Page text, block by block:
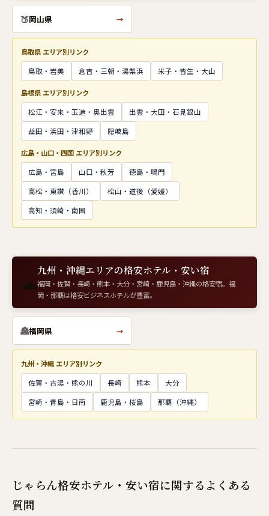
🍑岡山県 →
鳥取県 エリア別リンク
鳥取・岩美
倉吉・三朝・湯梨浜 米子・皆生・大山
島根県 エリア別リンク
松江・安来・玉造・奥出雲
出雲・大田・石見銀山
益田・浜田・津和野
隠岐島
広島・山口・四国 エリア別リンク
広島・宮島
山口・秋芳
徳島・鳴門
高松・東讃（香川）
松山・道後（愛媛）
高知・須崎・南国
🌋
九州・沖縄エリアの格安ホテル・安い宿
福岡・佐賀・長崎・熊本・大分・宮崎・鹿児島・沖縄の格安宿。福
岡・那覇は格安ビジネスホテルが豊富。
🏯福岡県 →
九州・沖縄 エリア別リンク
佐賀・古湯・熊の川
長崎 熊本
大分
宮崎・青島・日南
鹿児島・桜島 那覇（沖縄）
じゃらん格安ホテル・安い宿に関するよくある
質問